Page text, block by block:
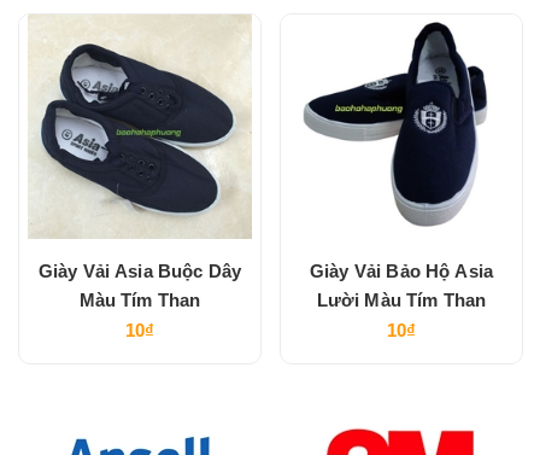
Giày Vải Asia Buộc Dây
Màu Tím Than
10₫
Giày Vải Bảo Hộ Asia
Lười Màu Tím Than
10₫